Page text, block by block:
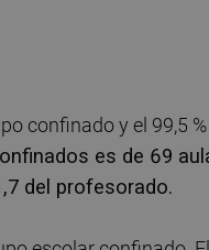
confinado y el 99,5 %
es de 69
del profesorado.